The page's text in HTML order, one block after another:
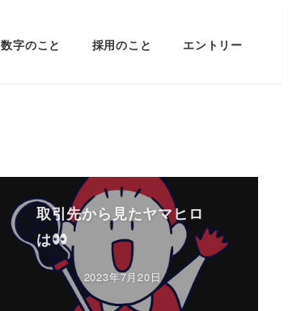
数字のこと 採用のこと エントリー
取引先から見たヤマヒロ
は
2023年7月20日